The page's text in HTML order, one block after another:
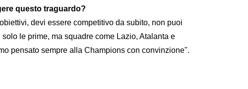
questo traguardo?
devi essere competitivo da subito, non puoi
le prime, ma squadre come Lazio, Atalanta e
pensato sempre alla Champions con convinzione".